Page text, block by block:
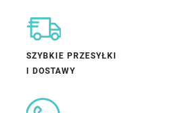
SZYBKIE PRZESYŁKI
I DOSTAWY